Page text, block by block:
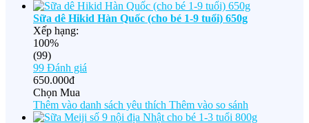
Sữa dê Hikid Hàn Quốc (cho bé 1-9 tuổi) 650g
Xếp hạng:
100%
(99)
99 Đánh giá
650.000đ
Chọn Mua
Thêm vào danh sách yêu thích Thêm vào so sánh